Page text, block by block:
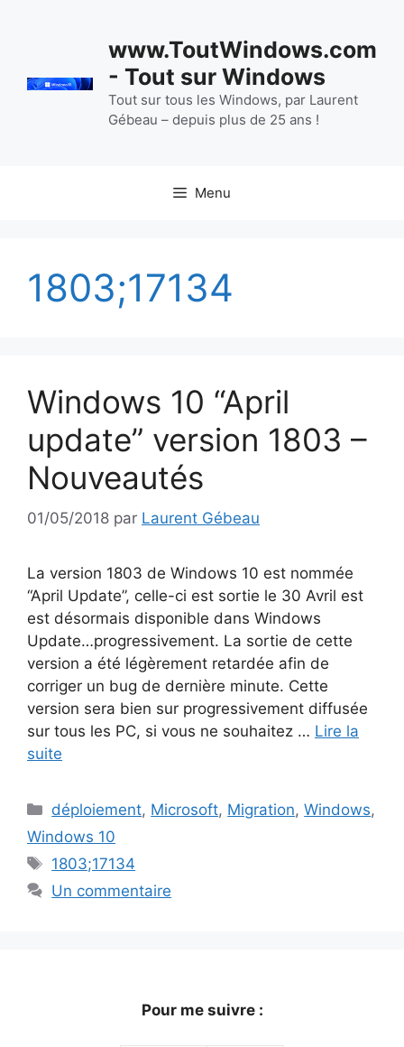
www.ToutWindows.com
- Tout sur Windows
Tout sur tous les Windows, par Laurent
Gébeau – depuis plus de 25 ans !
Menu
1803;17134
Windows 10 “April
update” version 1803 –
Nouveautés
01/05/2018 par Laurent Gébeau
La version 1803 de Windows 10 est nommée
“April Update”, celle-ci est sortie le 30 Avril est
est désormais disponible dans Windows
Update…progressivement. La sortie de cette
version a été légèrement retardée afin de
corriger un bug de dernière minute. Cette
version sera bien sur progressivement diffusée
sur tous les PC, si vous ne souhaitez … Lire la
suite
Catégories
déploiement, Microsoft, Migration,Windows,
Windows 10
Étiquettes
1803;17134
Un commentaire
Pour me suivre :